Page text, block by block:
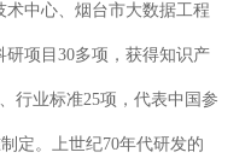
中心、烟台市大数据工程
研项目30多项，获得知识产
行业标准25项，代表中国参
定。上世纪70年代研发的